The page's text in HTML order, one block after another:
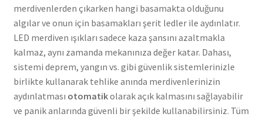
merdivenlerden çıkarken hangi basamakta olduğunu
algılar ve onun için basamakları şerit ledler ile aydınlatır.
LED merdiven ışıkları sadece kaza şansını azaltmakla
kalmaz, aynı zamanda mekanınıza değer katar. Dahası,
sistemi deprem, yangın vs. gibi güvenlik sistemlerinizle
birlikte kullanarak tehlike anında merdivenlerinizin
aydınlatması otomatikolarak açık kalmasını sağlayabilir
ve panik anlarında güvenli bir şekilde kullanabilirsiniz. Tüm